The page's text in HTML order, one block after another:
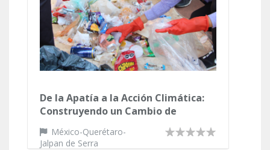
De la Apatía a la Acción Climática:
Construyendo un Cambio de
Hábitos
México-Querétaro-
Jalpan de Serra